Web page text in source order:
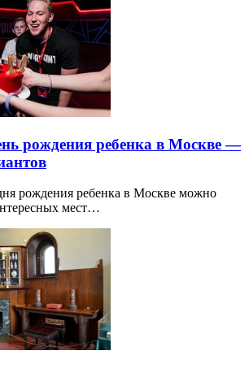
рождения ребенка в Москве —
рождения ребенка в Москве можно
мест…